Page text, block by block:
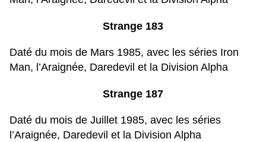
Strange 183
Daté du mois de Mars 1985, avec les séries Iron
Man, l’Araignée, Daredevil et la Division Alpha
Strange 187
Daté du mois de Juillet 1985, avec les séries
l’Araignée, Daredevil et la Division Alpha